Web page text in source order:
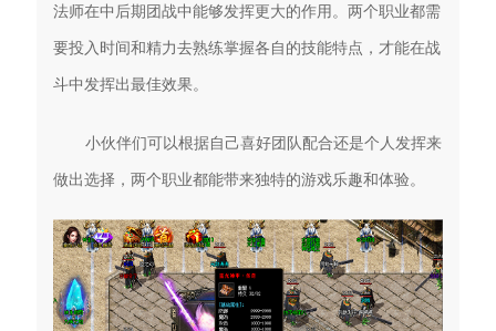
法师在中后期团战中能够发挥更大的作用。两个职业都需
要投入时间和精力去熟练掌握各自的技能特点，才能在战
斗中发挥出最佳效果。
小伙伴们可以根据自己喜好团队配合还是个人发挥来
做出选择，两个职业都能带来独特的游戏乐趣和体验。